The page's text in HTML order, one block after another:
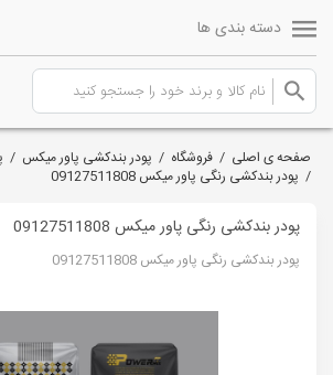
دسته بندی ها
صفحه ی اصلی / فروشگاه / پودر بندکشی پاور میکس /
/ پودر بندکشی رنگی پاور میکس 09127511808
پودر بندکشی رنگی پاور میکس 09127511808
پودر بندکشی رنگی پاور میکس 09127511808